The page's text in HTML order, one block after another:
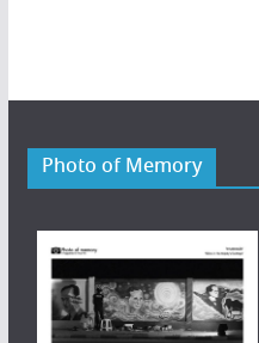
Photo of Memory